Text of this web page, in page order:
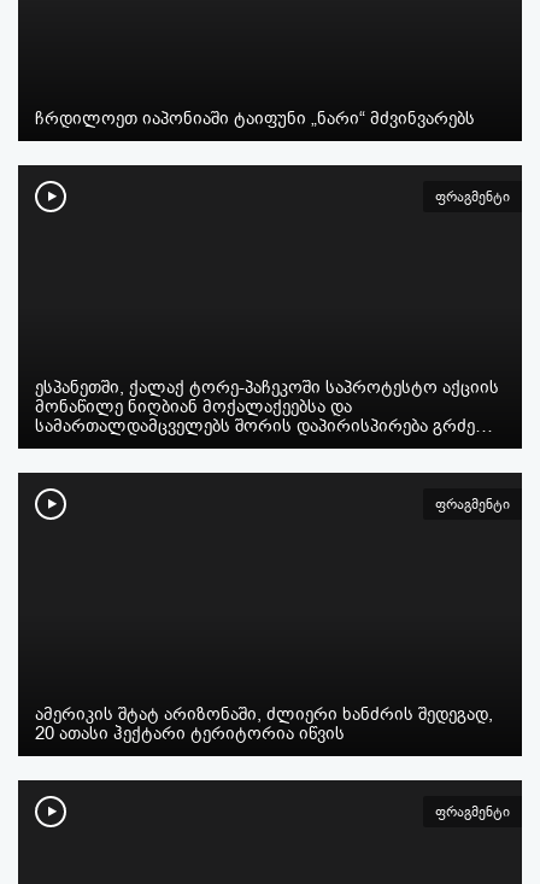
ჩრდილოეთ იაპონიაში ტაიფუნი „ნარი“ მძვინვარებს
ფრაგმენტი
ესპანეთში, ქალაქ ტორე-პაჩეკოში საპროტესტო აქციის
მონაწილე ნიღბიან მოქალაქეებსა და
სამართალდამცველებს შორის დაპირისპირება გრძე…
ფრაგმენტი
ამერიკის შტატ არიზონაში, ძლიერი ხანძრის შედეგად,
20 ათასი ჰექტარი ტერიტორია იწვის
ფრაგმენტი